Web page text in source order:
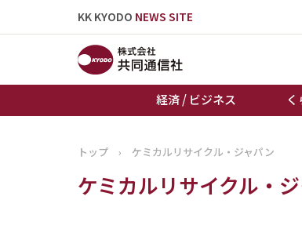
KK KYODO NEWS SITE
経済 / ビジネス
トップページ
お知らせ
トップ › ケミカルリサイクル・ジャパン
ケミカルリサイクル・